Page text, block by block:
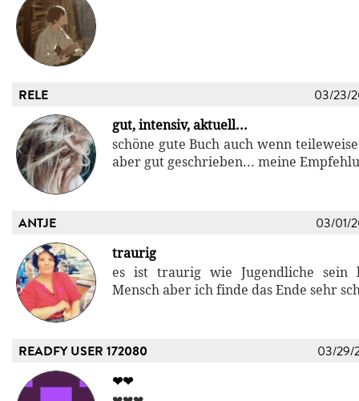
RELE 03/23/
gut, intensiv, aktuell...
schöne gute Buch auch wenn
aber gut geschrieben... meine
ANTJE 03/01/
traurig
es ist traurig wie Jugendliche sein
Mensch aber ich finde das Ende sehr
READFY USER 172080 03/29/
❤❤